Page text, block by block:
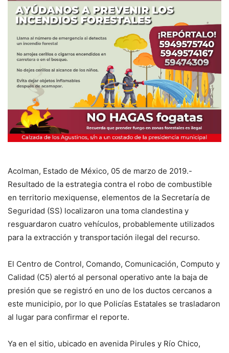
Acolman, Estado de México, 05 de marzo de 2019.-
Resultado de la estrategia contra el robo de combustible
en territorio mexiquense, elementos de la Secretaría de
Seguridad (SS) localizaron una toma clandestina y
resguardaron cuatro vehículos, probablemente utilizados
para la extracción y transportación ilegal del recurso.
El Centro de Control, Comando, Comunicación, Computo y
Calidad (C5) alertó al personal operativo ante la baja de
presión que se registró en uno de los ductos cercanos a
este municipio, por lo que Policías Estatales se trasladaron
al lugar para confirmar el reporte.
Ya en el sitio, ubicado en avenida Pirules y Río Chico,